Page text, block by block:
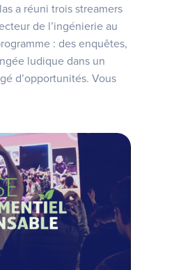
a réuni trois streamers
de l’ingénierie au
: des enquêtes,
ludique dans un
d’opportunités. Vous